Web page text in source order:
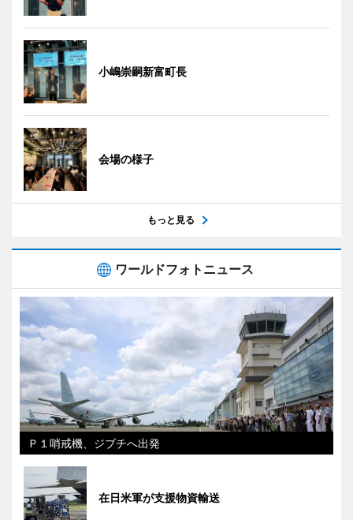
小嶋崇嗣新富町長
会場の様子
もっと見る
ワールドフォトニュース
Ｐ１哨戒機、ジブチへ出発
在日米軍が支援物資輸送